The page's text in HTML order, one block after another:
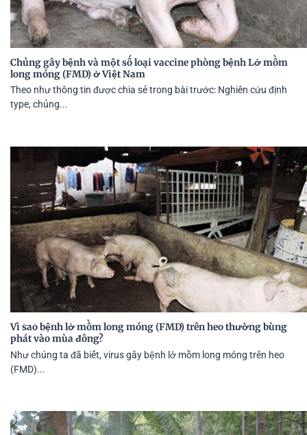
Chủng gây bệnh và một số loại vaccine phòng bệnh Lở mồm
long móng (FMD) ở Việt Nam
Theo như thông tin được chia sẻ trong bài trước: Nghiên cứu định
type, chủng...
Vì sao bệnh lở mồm long móng (FMD) trên heo thường bùng
phát vào mùa đông?
Như chúng ta đã biết, virus gây bệnh lở mồm long móng trên heo
(FMD)...